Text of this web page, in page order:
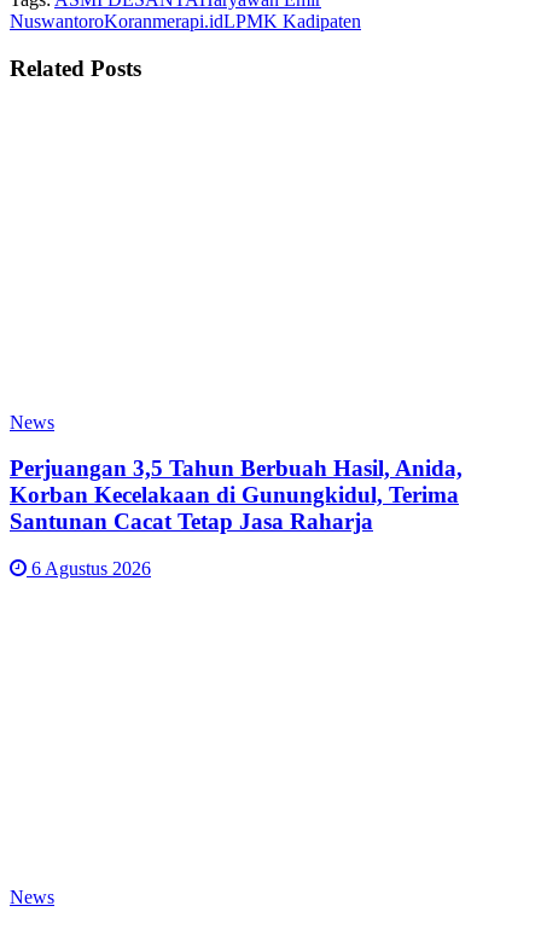
NuswantoroKoranmerapi.idLPMK Kadipaten
Related Posts
News
Perjuangan 3,5 Tahun Berbuah Hasil, Anida,
Korban Kecelakaan di Gunungkidul, Terima
Santunan Cacat Tetap Jasa Raharja
6 Agustus 2026
News